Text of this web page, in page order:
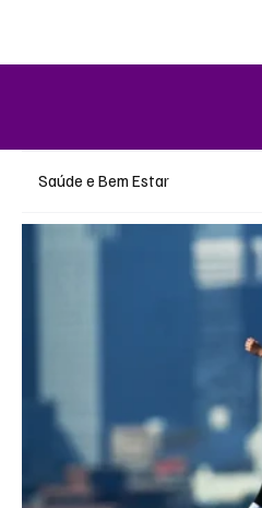
Saúde e Bem Estar